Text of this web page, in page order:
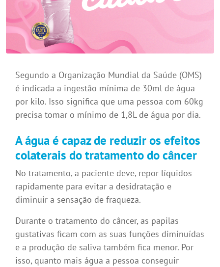
Segundo a Organização Mundial da Saúde (OMS)
é indicada a ingestão mínima de 30ml de água
por kilo. Isso significa que uma pessoa com 60kg
precisa tomar o mínimo de 1,8L de água por dia.
A água é capaz de reduzir os efeitos
colaterais do tratamento do câncer
No tratamento, a paciente deve, repor líquidos
rapidamente para evitar a desidratação e
diminuir a sensação de fraqueza.
Durante o tratamento do câncer, as papilas
gustativas ficam com as suas funções diminuídas
e a produção de saliva também fica menor. Por
isso, quanto mais água a pessoa conseguir